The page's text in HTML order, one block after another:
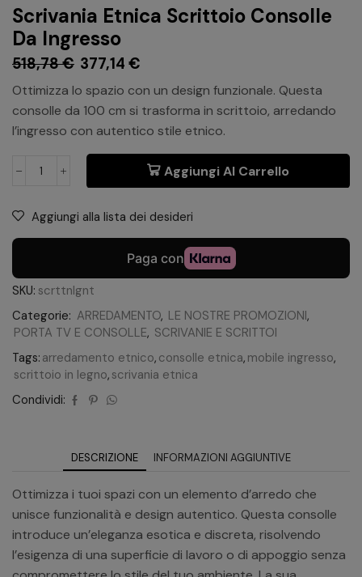
Scrivania Etnica Scrittoio Consolle
Da Ingresso
518,78€ 377,14 €
Ottimizza lo spazio con un design funzionale. Questa
consolle da 100 cm si trasforma in scrittoio, arredando
l’ingresso con autentico stile etnico.
Aggiungi Al Carrello
Aggiungi alla lista dei desideri
SKU: scrttnlgnt
Categorie: ARREDAMENTO, LE NOSTRE PROMOZIONI,
PORTA TV E CONSOLLE, SCRIVANIE E SCRITTOI
Tags: arredamento etnico, consolle etnica, mobile ingresso,
scrittoio in legno, scrivania etnica
Condividi:
DESCRIZIONE INFORMAZIONI AGGIUNTIVE
Ottimizza i tuoi spazi con un elemento d’arredo che
unisce funzionalità e design autentico. Questa consolle
introduce un’eleganza esotica e discreta, risolvendo
l’esigenza di una superficie di lavoro o di appoggio senza